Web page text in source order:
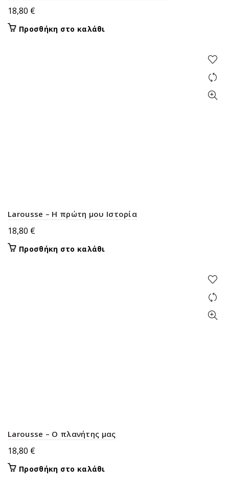
18,80 €
Προσθήκη στο καλάθι
Larousse – Η πρώτη μου Ιστορία
18,80 €
Προσθήκη στο καλάθι
Larousse – Ο πλανήτης μας
18,80 €
Προσθήκη στο καλάθι